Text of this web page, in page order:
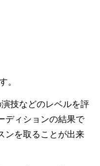
。
技などのレベルを評
ディションの結果で
ンを取ることが出来